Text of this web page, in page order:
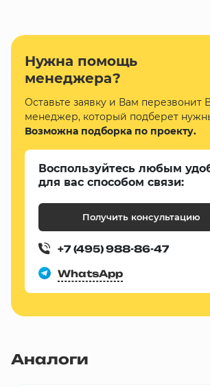
Нужна помощь
менеджера?
Оставьте заявку и Вам перезвонит
менеджер, который подберет
Возможна подборка по проекту.
Воспользуйтесь любым
для вас способом связи:
Получить консультацию
+7 (495) 988-86-47
WhatsApp
Аналоги